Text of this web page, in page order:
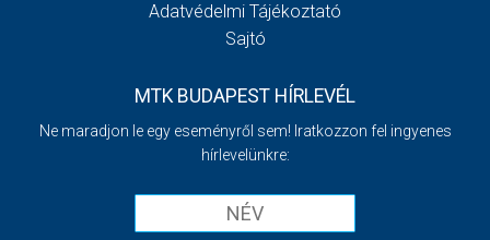
Adatvédelmi Tájékoztató
Sajtó
MTK BUDAPEST HÍRLEVÉL
Ne maradjon le egy eseményről sem! Iratkozzon fel ingyenes
hírlevelünkre: